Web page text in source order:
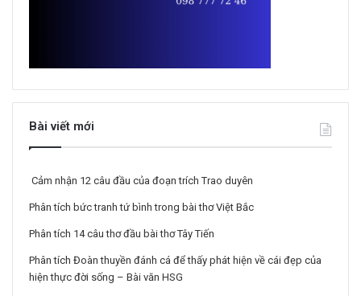
Bài viết mới
Cảm nhận 12 câu đầu của đoạn trích Trao duyên
Phân tích bức tranh tứ bình trong bài thơ Việt Bắc
Phân tích 14 câu thơ đầu bài thơ Tây Tiến
Phân tích Đoàn thuyền đánh cá để thấy phát hiện về cái đẹp của
hiện thực đời sống – Bài văn HSG